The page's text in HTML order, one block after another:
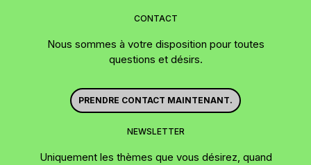
CONTACT
Nous sommes à votre disposition pour toutes
questions et désirs.
PRENDRE CONTACT MAINTENANT.
NEWSLETTER
Uniquement les thèmes que vous désirez, quand